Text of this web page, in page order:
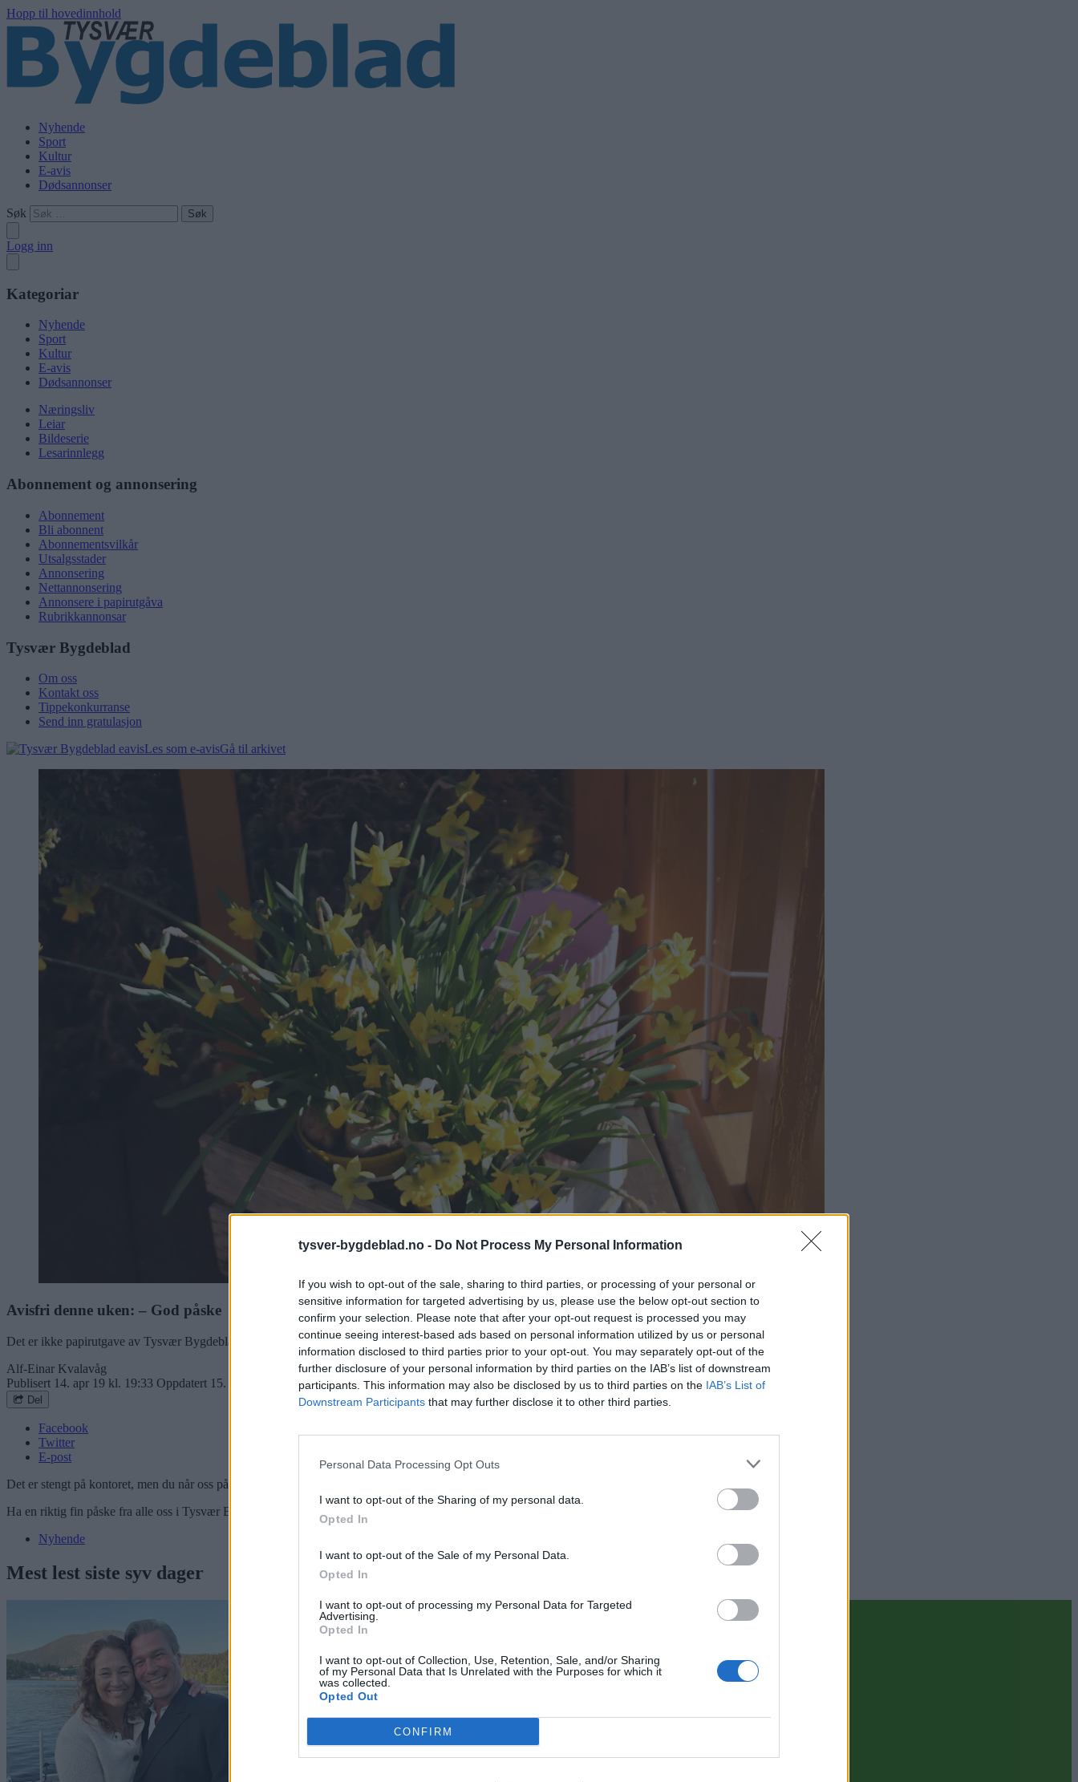
tysver-bygdeblad.no - Do Not Process My Personal Information
If you wish to opt-out of the sale, sharing to third parties, or processing of your personal or
sensitive information for targeted advertising by us, please use the below opt-out section to
confirm your selection. Please note that after your opt-out request is processed you may
continue seeing interest-based ads based on personal information utilized by us or personal
information disclosed to third parties prior to your opt-out. You may separately opt-out of the
further disclosure of your personal information by third parties on the IAB’s list of downstream
participants. This information may also be disclosed by us to third parties on the IAB’s List of
Downstream Participants that may further disclose it to other third parties.
Personal Data Processing Opt Outs
I want to opt-out of the Sharing of my personal data.
Opted In
I want to opt-out of the Sale of my Personal Data.
Opted In
I want to opt-out of processing my Personal Data for Targeted
Advertising.
Opted In
I want to opt-out of Collection, Use, Retention, Sale, and/or Sharing
of my Personal Data that Is Unrelated with the Purposes for which it
was collected.
Opted Out
CONFIRM
Hopp til hovedinnhold
Nyhende
Sport
Kultur
E-avis
Dødsannonser
Søk
Logg inn
Kategoriar
Nyhende
Sport
Kultur
E-avis
Dødsannonser
Næringsliv
Leiar
Bildeserie
Lesarinnlegg
Abonnement og annonsering
Abonnement
Bli abonnent
Abonnementsvilkår
Utsalgsstader
Annonsering
Nettannonsering
Annonsere i papirutgåva
Rubrikkannonsar
Tysvær Bygdeblad
Om oss
Kontakt oss
Tippekonkurranse
Send inn gratulasjon
Les som e-avisGå til arkivet
Avisfri denne uken: – God påske
Det er ikke papirutgave av Tysvær Bygdeblad denne uken. Følg oss på nett for oppdateringer.
Alf-Einar Kvalavåg
Publisert 14. apr 19 kl. 19:33 Oppdatert 15. aug 19 kl. 18:06
Del
Facebook
Twitter
E-post
Det er stengt på kontoret, men du når oss på e-post:
Ha en riktig fin påske fra alle oss i Tysvær Bygdeblad.
Nyhende
Mest lest siste syv dager